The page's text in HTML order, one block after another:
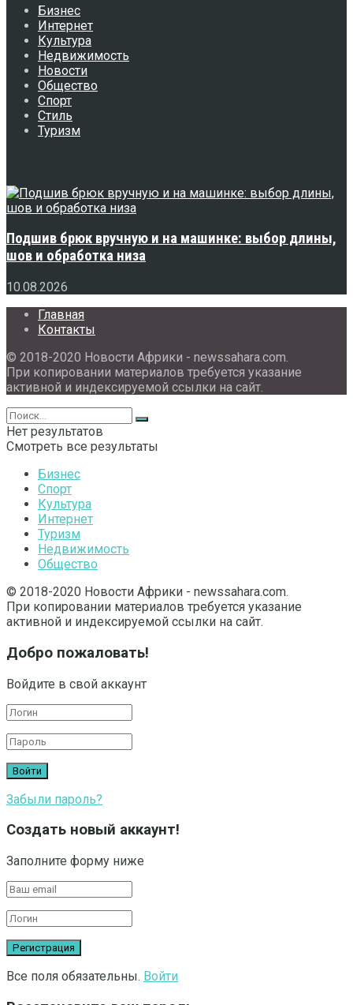
Бизнес
Интернет
Культура
Недвижимость
Новости
Общество
Спорт
Стиль
Туризм
Подшив брюк вручную и на машинке: выбор длины,
шов и обработка низа
10.08.2026
Главная
Контакты
© 2018-2020 Новости Африки - newssahara.com.
При копировании материалов требуется указание
активной и индексируемой ссылки на сайт.
Нет результатов
Смотреть все результаты
Бизнес
Спорт
Культура
Интернет
Туризм
Недвижимость
Общество
© 2018-2020 Новости Африки - newssahara.com.
При копировании материалов требуется указание
активной и индексируемой ссылки на сайт.
Добро пожаловать!
Войдите в свой аккаунт
Забыли пароль?
Создать новый аккаунт!
Заполните форму ниже
Все поля обязательны. Войти